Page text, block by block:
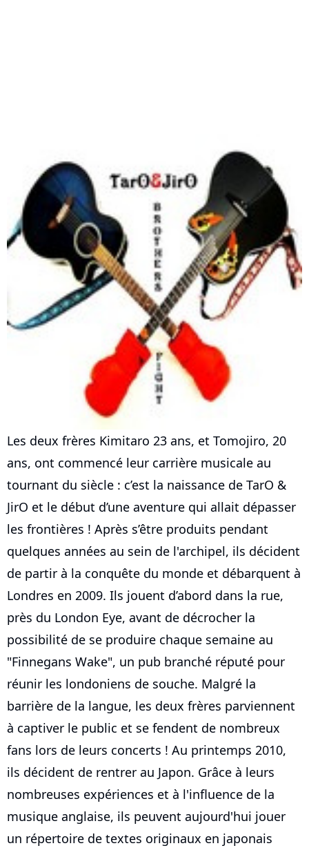
Les deux frères Kimitaro 23 ans, et Tomojiro, 20
ans, ont commencé leur carrière musicale au
tournant du siècle : c’est la naissance de TarO &
JirO et le début d’une aventure qui allait dépasser
les frontières ! Après s’être produits pendant
quelques années au sein de l'archipel, ils décident
de partir à la conquête du monde et débarquent à
Londres en 2009. Ils jouent d’abord dans la rue,
près du London Eye, avant de décrocher la
possibilité de se produire chaque semaine au
"Finnegans Wake", un pub branché réputé pour
réunir les londoniens de souche. Malgré la
barrière de la langue, les deux frères parviennent
à captiver le public et se fendent de nombreux
fans lors de leurs concerts ! Au printemps 2010,
ils décident de rentrer au Japon. Grâce à leurs
nombreuses expériences et à l'influence de la
musique anglaise, ils peuvent aujourd'hui jouer
un répertoire de textes originaux en japonais